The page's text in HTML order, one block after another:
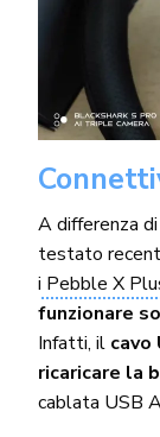
A differenza
testato
i Pebble X
funzionare
Infatti, il cavo
ricaricare la
cablata USB